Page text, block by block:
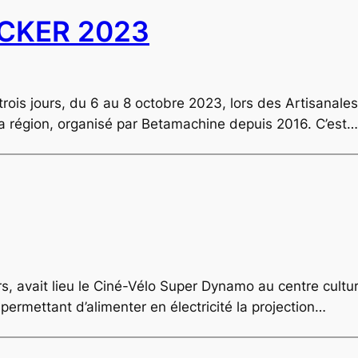
2023
jours, du 6 au 8 octobre 2023, lors des
région, organisé par Betamachine depuis 2016. C’est…
avait lieu le Ciné-Vélo Super Dynamo au centre
d’alimenter en électricité la projection…